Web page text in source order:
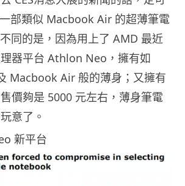
部類似 Macbook Air 的超薄筆電
同的是，因為用上了 AMD 最近
器平台 Athlon Neo，擁有如
Macbook Air 般的薄身；又擁有
價夠是 5000 元左右，薄身筆電
意了。
新平台